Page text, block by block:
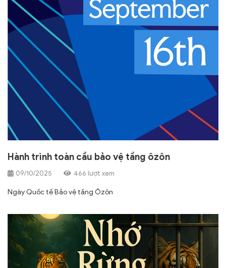
Hành trình toàn cầu bảo vệ tầng ôzôn
09/10/2025 466 lượt xem
Ngày Quốc tế Bảo vệ tầng Ôzôn